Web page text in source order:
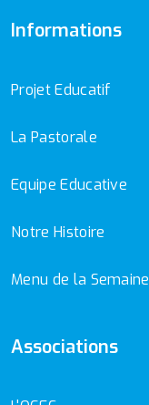
Informations
Projet Educatif
La Pastorale
Equipe Educative
Notre Histoire
Menu de la Semaine
Associations